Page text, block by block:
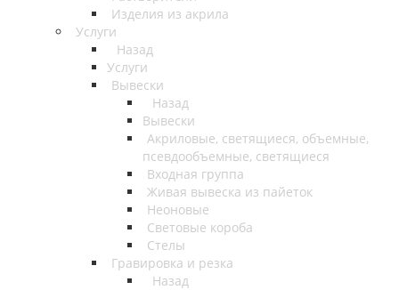
Изделия из акрила
Услуги
Назад
Услуги
Вывески
Назад
Вывески
Акриловые, светящиеся, объемные,
псевдообъемные, светящиеся
Входная группа
Живая вывеска из пайеток
Неоновые
Световые короба
Стелы
Гравировка и резка
Назад